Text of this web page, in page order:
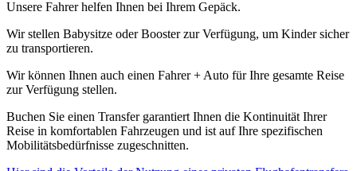
Unsere Fahrer helfen Ihnen bei Ihrem Gepäck.
Wir stellen Babysitze oder Booster zur Verfügung, um Kinder sicher
zu transportieren.
Wir können Ihnen auch einen Fahrer + Auto für Ihre gesamte Reise
zur Verfügung stellen.
Buchen Sie einen Transfer garantiert Ihnen die Kontinuität Ihrer
Reise in komfortablen Fahrzeugen und ist auf Ihre spezifischen
Mobilitätsbedürfnisse zugeschnitten.